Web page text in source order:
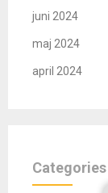
juni 2024
maj 2024
april 2024
Categories